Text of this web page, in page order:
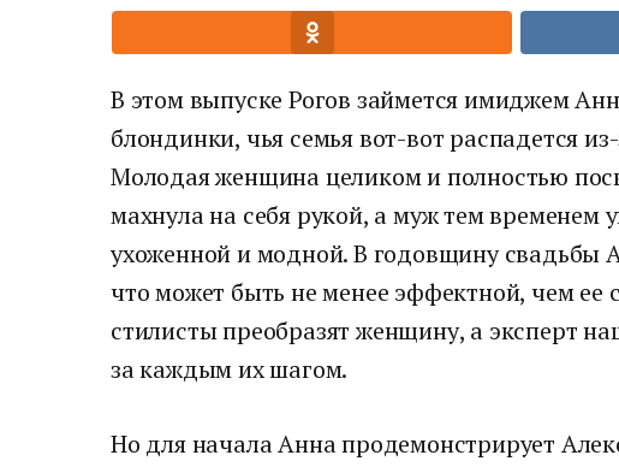
В этом выпуске Рогов займется имиджем
блондинки, чья семья вот-вот распадется
Молодая женщина целиком и полностью
махнула на себя рукой, а муж тем временем
ухоженной и модной. В годовщину свадьбы
что может быть не менее эффектной, чем ее
стилисты преобразят женщину, а эксперт
за каждым их шагом.
Но для начала Анна продемонстрирует